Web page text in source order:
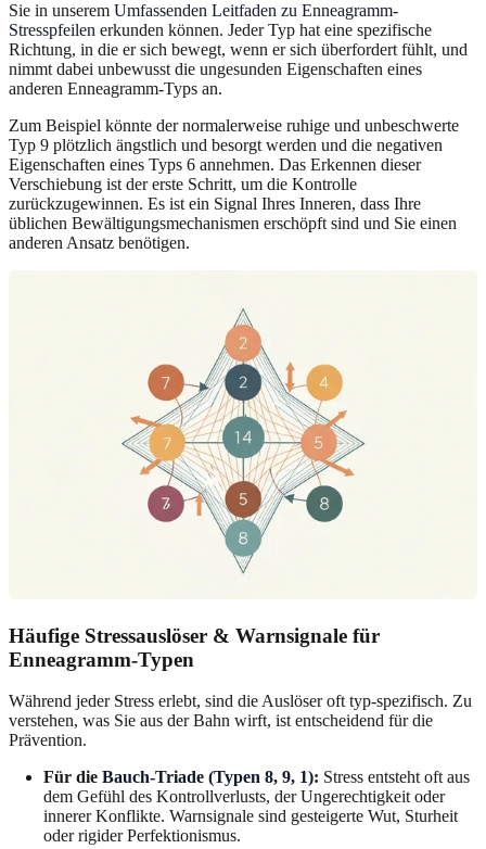
Sie in unserem Umfassenden Leitfaden zu Enneagramm-
Stresspfeilen erkunden können. Jeder Typ hat eine spezifische
Richtung, in die er sich bewegt, wenn er sich überfordert fühlt, und
nimmt dabei unbewusst die ungesunden Eigenschaften eines
anderen Enneagramm-Typs an.
Zum Beispiel könnte der normalerweise ruhige und unbeschwerte
Typ 9 plötzlich ängstlich und besorgt werden und die negativen
Eigenschaften eines Typs 6 annehmen. Das Erkennen dieser
Verschiebung ist der erste Schritt, um die Kontrolle
zurückzugewinnen. Es ist ein Signal Ihres Inneren, dass Ihre
üblichen Bewältigungsmechanismen erschöpft sind und Sie einen
anderen Ansatz benötigen.
Häufige Stressauslöser & Warnsignale für
Enneagramm-Typen
Während jeder Stress erlebt, sind die Auslöser oft typ-spezifisch. Zu
verstehen, was Sie aus der Bahn wirft, ist entscheidend für die
Prävention.
Für die Bauch-Triade (Typen 8, 9, 1): Stress entsteht oft aus
dem Gefühl des Kontrollverlusts, der Ungerechtigkeit oder
innerer Konflikte. Warnsignale sind gesteigerte Wut, Sturheit
oder rigider Perfektionismus.